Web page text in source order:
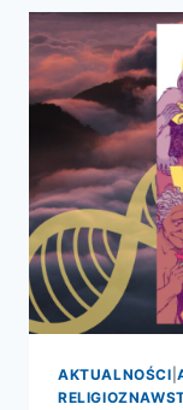
AKTUALNOŚCI |